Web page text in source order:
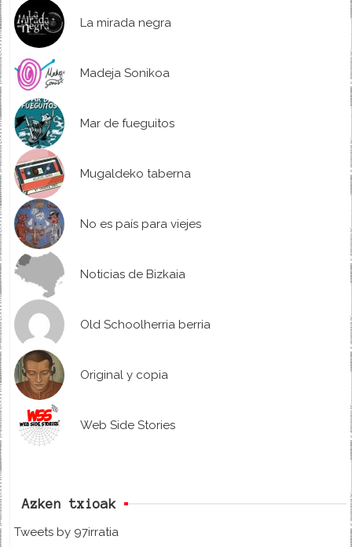
La mirada negra
Madeja Sonikoa
Mar de fueguitos
Mugaldeko taberna
No es país para viejes
Noticias de Bizkaia
Old Schoolherria berria
Original y copia
Web Side Stories
Azken txioak
Tweets by 97irratia